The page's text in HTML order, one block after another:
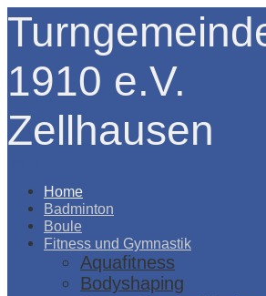
1910 e.V.
Zellhausen
Home
Badminton
Boule
Fitness und Gymnastik
Aquafitness
Bodyshaping